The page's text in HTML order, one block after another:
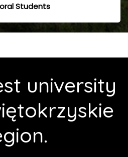
Students
university